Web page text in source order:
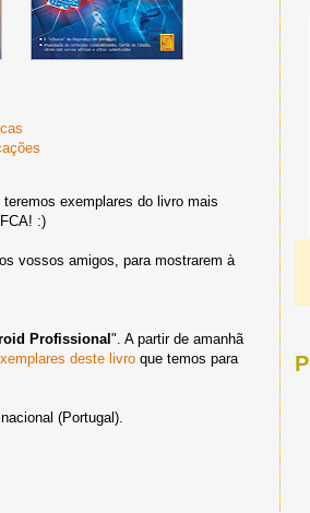
exemplares do livro mais
:)
vossos amigos, para mostrarem à
Profissional". A partir de amanhã
deste livro que temos para
(Portugal).